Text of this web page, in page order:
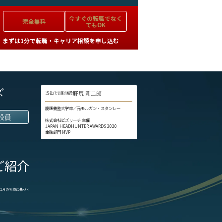
完全無料 今すぐの転職でなく
てもOK
まずは1分で転職・キャリア相談を申し込む
員
紹介
月の実績に基づく
当社代表取締役野尻 剛二郎
慶應義塾大学卒／元モルガン・スタンレー
株式会社ビズリーチ 主催
JAPAN HEADHUNTER AWARDS 2020
金融部門 MVP